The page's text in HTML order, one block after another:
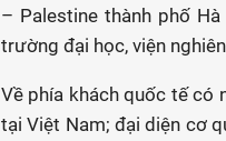
– Palestine thành phố
trường đại học, viện
Về phía khách quốc tế có
tại Việt Nam; đại diện cơ